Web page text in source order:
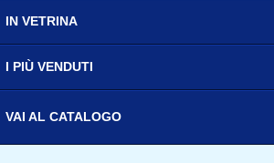
IN VETRINA
I PIÙ VENDUTI
VAI AL CATALOGO